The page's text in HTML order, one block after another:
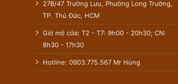
27B/47 Trường Lưu, Phường Long Trường,
TP. Thủ Đức, HCM
Giờ mở cửa: T2 - T7: 9h00 - 20h30; CN:
8h30 - 17h30
Hotline: 0903.775.567 Mr Hùng